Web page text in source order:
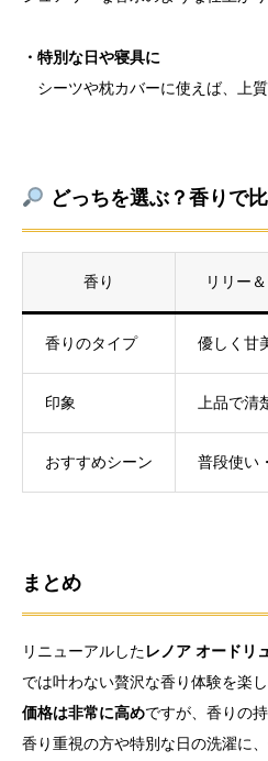
・特別な日や寝具に
シーツや枕カバーに使えば、上質
どっちを選ぶ？香りで
香り リリー
香りのタイプ 優しく甘
印象 上品で清
おすすめシーン 普段使い
まとめ
リニューアルしたレノア オードリ
では叶わない贅沢な香り体験を楽し
価格は非常に高めですが、香りの
香り重視の方や特別な日の洗濯に